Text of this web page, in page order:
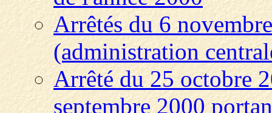
Arrêtés du 6
(administration
Arrêté du 25 octobre
septembre 2000